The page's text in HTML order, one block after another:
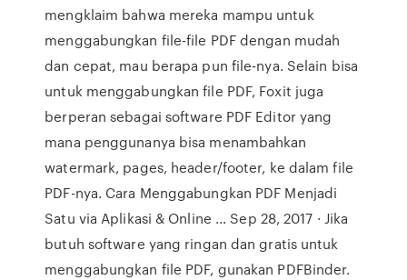
mengklaim bahwa mereka mampu untuk
menggabungkan file-file PDF dengan mudah
dan cepat, mau berapa pun file-nya. Selain bisa
untuk menggabungkan file PDF, Foxit juga
berperan sebagai software PDF Editor yang
mana penggunanya bisa menambahkan
watermark, pages, header/footer, ke dalam file
PDF-nya. Cara Menggabungkan PDF Menjadi
Satu via Aplikasi & Online ... Sep 28, 2017 · Jika
butuh software yang ringan dan gratis untuk
menggabungkan file PDF, gunakan PDFBinder.